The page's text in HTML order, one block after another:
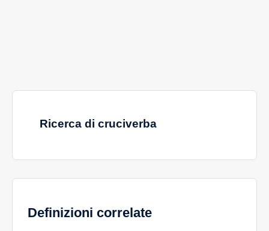
Ricerca di cruciverba
Definizioni correlate